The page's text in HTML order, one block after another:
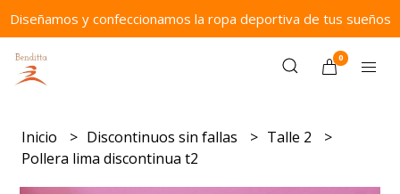
Diseñamos y confeccionamos la ropa deportiva de tus sueños
0
Inicio Discontinuos sin fallas
Talle 2
Pollera lima discontinua t2